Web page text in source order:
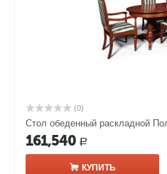
(0)
Стол обеденный раскладной
161,540 Р
КУПИТЬ